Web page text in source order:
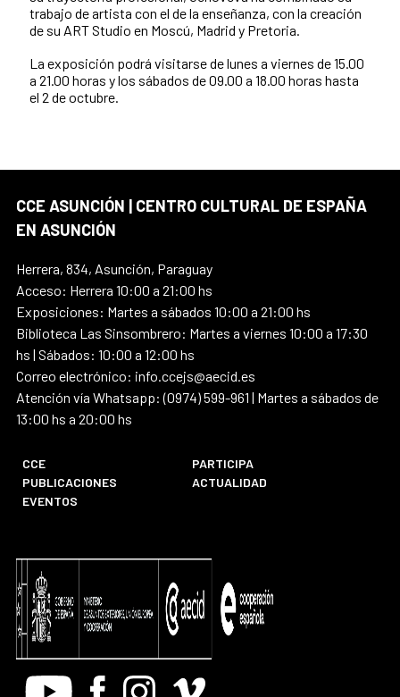
trabajo de artista con el de la enseñanza, con la creación
de su ART Studio en Moscú, Madrid y Pretoria.
La exposición podrá visitarse de lunes a viernes de 15.00
a 21.00 horas y los sábados de 09.00 a 18.00 horas hasta
el 2 de octubre.
CCE ASUNCIÓN | CENTRO CULTURAL DE ESPAÑA
EN ASUNCIÓN
Herrera, 834, Asunción, Paraguay
Acceso: Herrera 10:00 a 21:00 hs
Exposiciones: Martes a sábados 10:00 a 21:00 hs
Biblioteca Las Sinsombrero: Martes a viernes 10:00 a 17:30
hs | Sábados: 10:00 a 12:00 hs
Correo electrónico: info.ccejs@aecid.es
Atención vía Whatsapp: (0974) 599-961 | Martes a sábados de
13:00 hs a 20:00 hs
CCE
PARTICIPA
PUBLICACIONES
ACTUALIDAD
EVENTOS
Youtube FacebookInstagram
Vimeo